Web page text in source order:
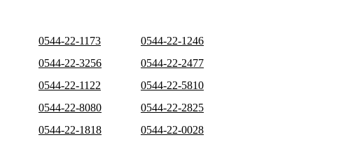
0544-22-1173
0544-22-1246
0544-22-3256
0544-22-2477
0544-22-1122
0544-22-5810
0544-22-8080
0544-22-2825
0544-22-1818
0544-22-0028